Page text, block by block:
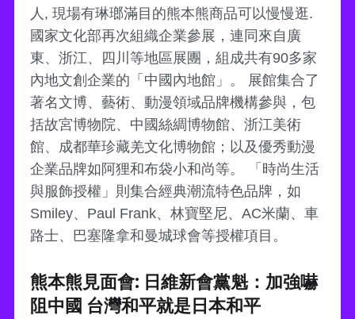
人, 現場有琳瑯滿目的熊本熊商品可以慢慢逛.
國家文化部再次組織企業參展，連同來自廣
東、浙江、四川等地區展團，組成共有90多家
內地文創企業的「中國內地館」。 展館集合了
著名文博、藝術、動漫領域品牌機構參與，包
括故宮博物院、中國絲綢博物館、浙江美術
館、成都華珍藏羌文化博物館；以及優秀動漫
企業品牌如阿狸和布袋小和尚等。 「時尚生活
與服飾授權」則集合經典潮流特色品牌，如
Smiley、Paul Frank、林寶堅尼、AC米蘭、車
路士、巴塞隆拿和曼城球會等授權項目。
熊本熊見面會: 日維新會黨魁：加強嚇
阻中國 台灣和平就是日本和平